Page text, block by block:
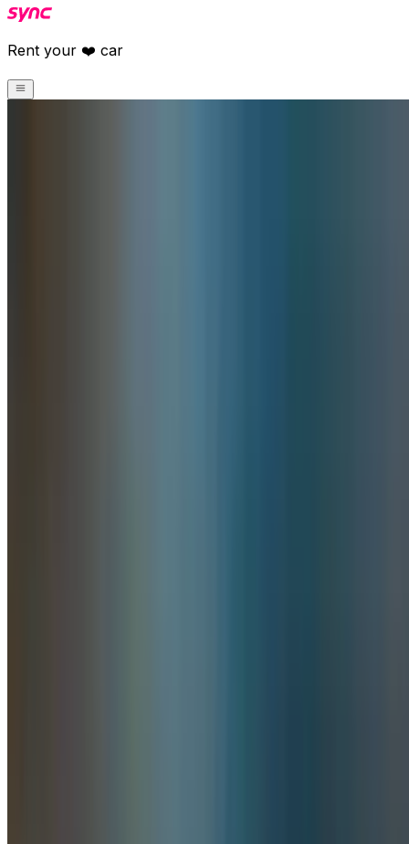
Rent your ❤️ car